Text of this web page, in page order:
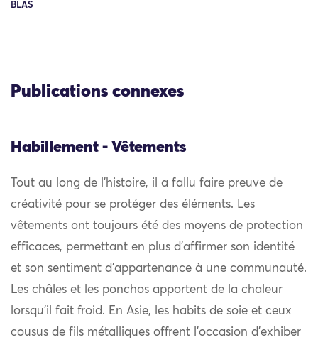
BLAS
Publications connexes
Habillement - Vêtements
Tout au long de l’histoire, il a fallu faire preuve de
créativité pour se protéger des éléments. Les
vêtements ont toujours été des moyens de protection
efficaces, permettant en plus d’affirmer son identité
et son sentiment d’appartenance à une communauté.
Les châles et les ponchos apportent de la chaleur
lorsqu’il fait froid. En Asie, les habits de soie et ceux
cousus de fils métalliques offrent l’occasion d’exhiber